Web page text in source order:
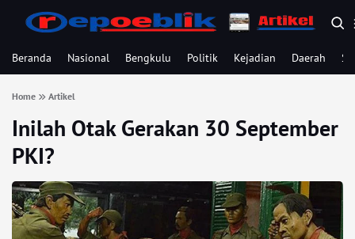
Beranda Nasional Bengkulu Politik Kejadian Daerah
Home Artikel
Inilah Otak Gerakan 30 September
PKI?